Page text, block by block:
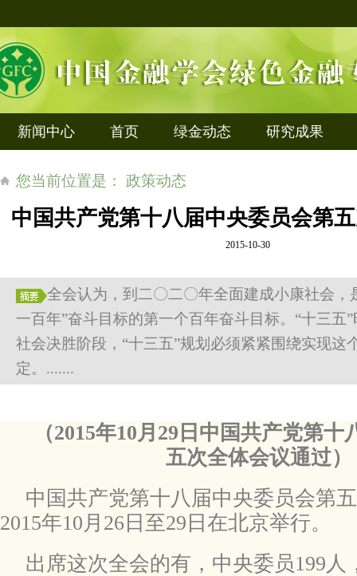
新闻中心 首页 绿金动态 研究成果
您当前位置是： 政策动态
中国共产党第十八届中央委员会第
2015-10-30
全会认为，到二〇二〇年全面建成小康社会，
一百年”奋斗目标的第一个百年奋斗目标。“十三五
社会决胜阶段，“十三五”规划必须紧紧围绕实现这
定。.......
（2015年10月29日中国共产党第
五次全体会议通过）
中国共产党第十八届中央委员会第
2015年10月26日至29日在北京举行。
出席这次全会的有，中央委员199人